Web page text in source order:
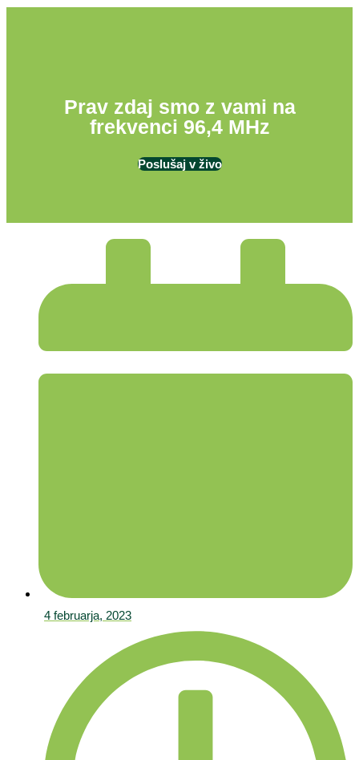
Prav zdaj smo z vami na
frekvenci 96,4 MHz
Poslušaj v živo
4 februarja, 2023